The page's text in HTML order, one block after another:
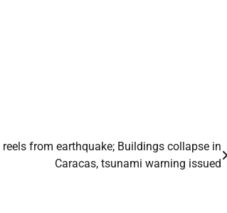
reels from earthquake; Buildings collapse in
Caracas, tsunami warning issued